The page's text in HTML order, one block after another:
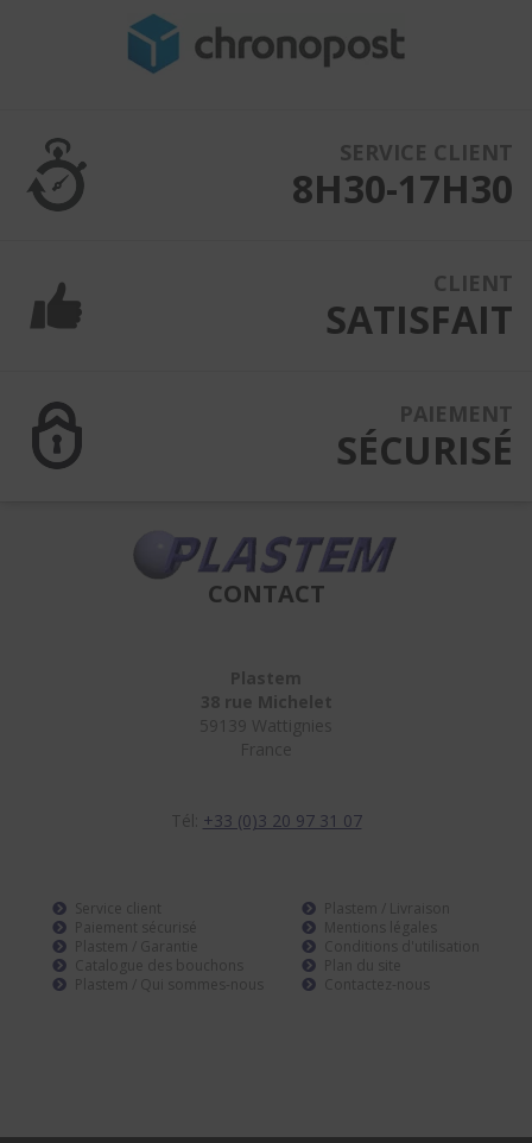
SERVICE CLIENT
8H30-17H30
CLIENT
SATISFAIT
PAIEMENT
SÉCURISÉ
CONTACT
Plastem
38 rue Michelet
59139 Wattignies
France
Tél: +33 (0)3 20 97 31 07
Service client
Paiement sécurisé
Plastem / Garantie
Catalogue des bouchons
Plastem / Qui sommes-nous
Plastem / Livraison
Mentions légales
Conditions d'utilisation
Plan du site
Contactez-nous